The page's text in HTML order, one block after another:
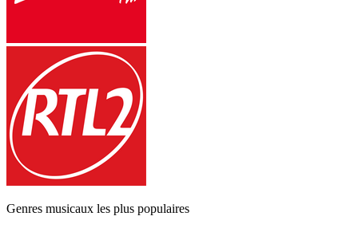
Genres musicaux les plus populaires